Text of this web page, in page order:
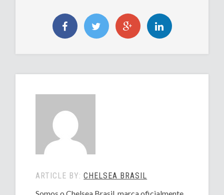
ARTICLE BY:CHELSEA BRASIL